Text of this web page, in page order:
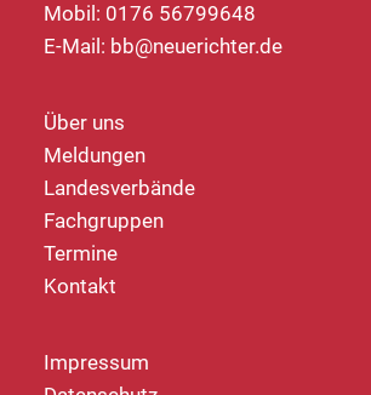
Mobil: 0176 56799648
E-Mail: bb@neuerichter.de
Über uns
Meldungen
Landesverbände
Fachgruppen
Termine
Kontakt
Impressum